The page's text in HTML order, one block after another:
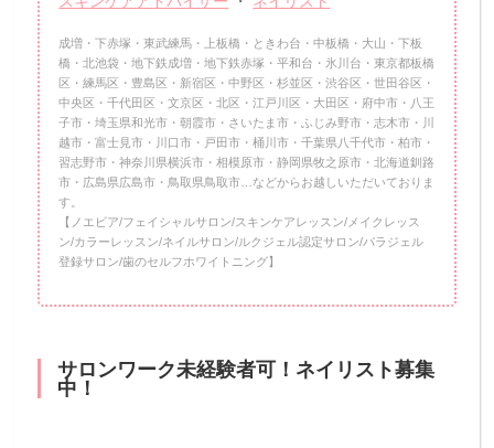
成増・下赤塚・東武練馬・上板橋・ときわ台・中板橋・大山・下板
橋・北池袋・地下鉄成増・地下鉄赤塚・平和台・氷川台・東京都板橋
区・練馬区・豊島区・新宿区・中野区・杉並区・渋谷区・世田谷区・
中央区・千代田区・文京区・北区・江戸川区・大田区・府中市・八王
子市・埼玉県和光市・朝霞市・さいたま市・ふじみ野市・志木市・川
越市・富士見市・川口市・戸田市・桶川市・千葉県八千代市・柏市・
習志野市・神奈川県横浜市・相模原市・静岡県牧之原市・北海道釧路
市・広島県広島市・鳥取県鳥取市…などからお越しいただいておりま
す。
【ノエビア/フェイシャルサロン/スキンケアレッスン/メイクレッス
ン/カラーレッスン/ネイルサロン/ルクジェル認定サロン/パラジェル
登録サロン/歯のセルフホワイトニング】
サロンワーク未経験者可！ネイリスト募集
中！